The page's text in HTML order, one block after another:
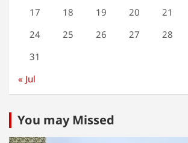
17
18 19 20 21
24
25 26 27 28
31
« Jul
You may Missed